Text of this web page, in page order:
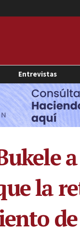
Entrevistas
la